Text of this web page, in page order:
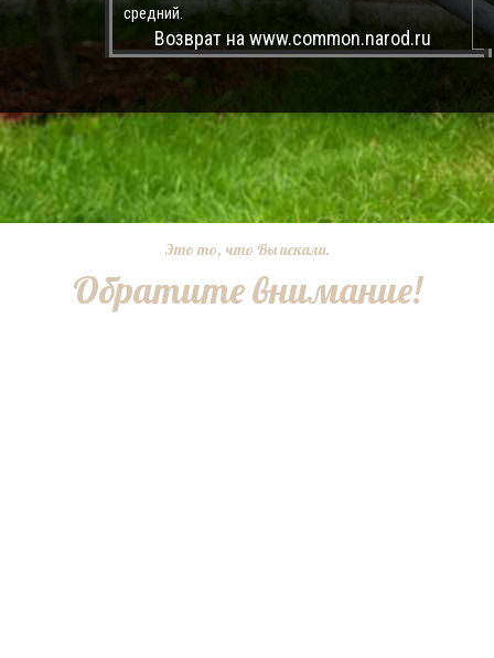
средний.
Возврат на www.common.narod.ru
Это то, что Вы искали.
Обратите внимание!